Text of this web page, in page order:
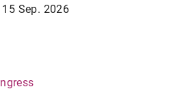
Sep. 2026